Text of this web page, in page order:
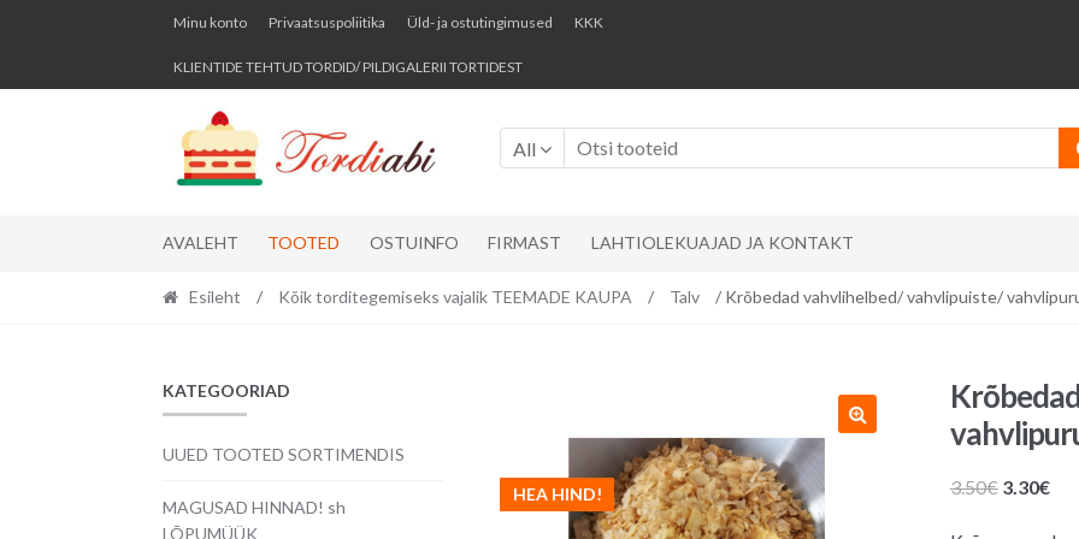
Skip
navigation
Skip
content
Minu konto Privaatsuspoliitika Üld- ja ostutingimused KKK
KLIENTIDE TEHTUD TORDID/ PILDIGALERII TORTIDEST
All
AVALEHT TOOTED OSTUINFO FIRMAST LAHTIOLEKUAJAD JA KONTAKT
Esileht / Kõik torditegemiseks vajalik TEEMADE KAUPA / Talv / Krõbedad vahvlihelbed/ vahvlipuiste/
HEA HIND! 3.50€ Algne
3.30€
KATEGOORIAD
UUED TOOTED SORTIMENDIS
MAGUSAD HINNAD! sh
LÕPUMÜÜK